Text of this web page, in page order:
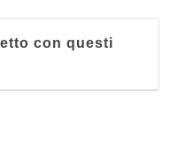
con questi